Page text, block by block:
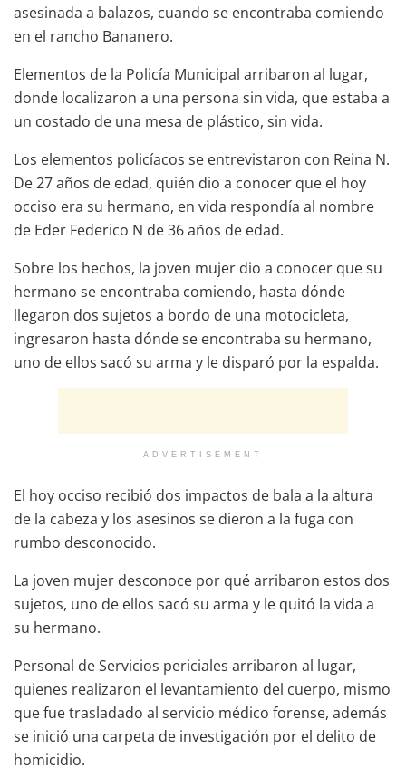
asesinada a balazos, cuando se encontraba comiendo
en el rancho Bananero.
Elementos de la Policía Municipal arribaron al lugar,
donde localizaron a una persona sin vida, que estaba a
un costado de una mesa de plástico, sin vida.
Los elementos policíacos se entrevistaron con Reina N.
De 27 años de edad, quién dio a conocer que el hoy
occiso era su hermano, en vida respondía al nombre
de Eder Federico N de 36 años de edad.
Sobre los hechos, la joven mujer dio a conocer que su
hermano se encontraba comiendo, hasta dónde
llegaron dos sujetos a bordo de una motocicleta,
ingresaron hasta dónde se encontraba su hermano,
uno de ellos sacó su arma y le disparó por la espalda.
ADVERTISEMENT
El hoy occiso recibió dos impactos de bala a la altura
de la cabeza y los asesinos se dieron a la fuga con
rumbo desconocido.
La joven mujer desconoce por qué arribaron estos dos
sujetos, uno de ellos sacó su arma y le quitó la vida a
su hermano.
Personal de Servicios periciales arribaron al lugar,
quienes realizaron el levantamiento del cuerpo, mismo
que fue trasladado al servicio médico forense, además
se inició una carpeta de investigación por el delito de
homicidio.